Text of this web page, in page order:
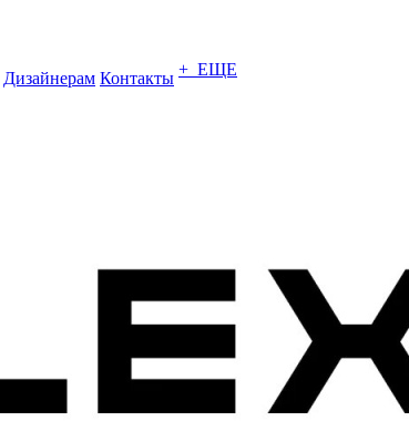
Дизайнерам Контакты + ЕЩЕ